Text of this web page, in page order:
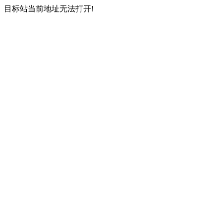
目标站当前地址无法打开!